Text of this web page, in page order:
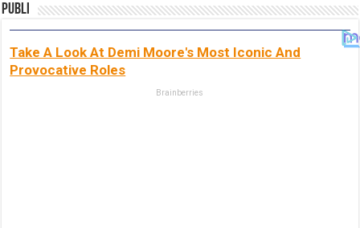
Publi
Take A Look At Demi Moore's Most Iconic And
Provocative Roles
Brainberries